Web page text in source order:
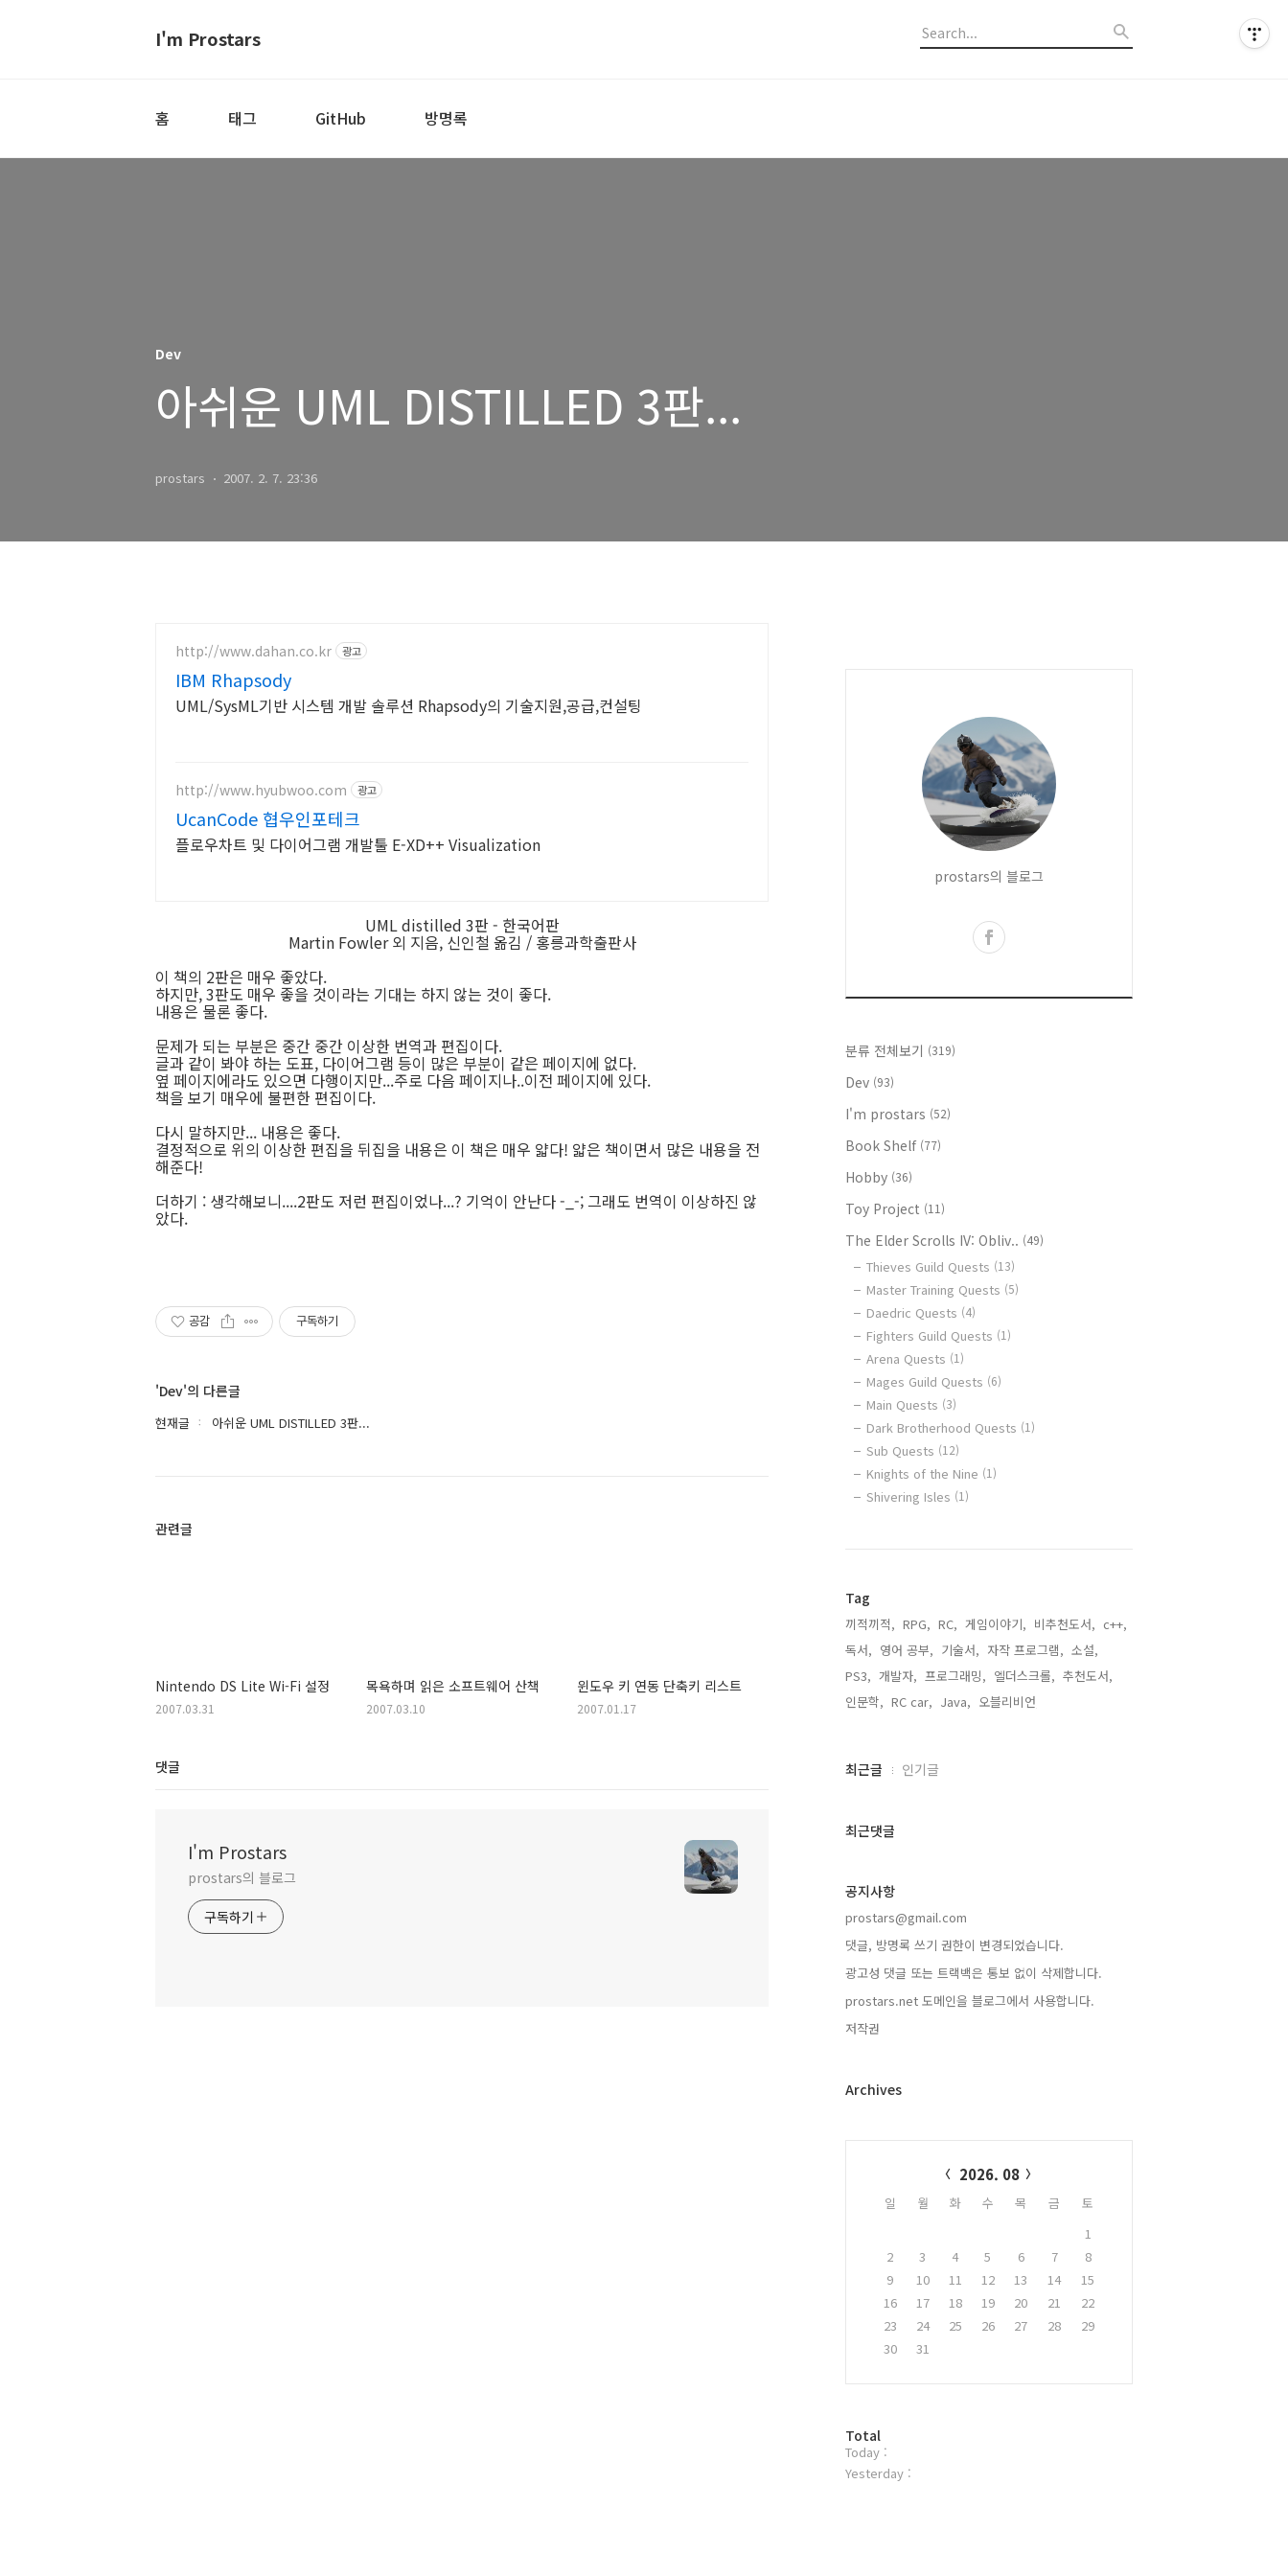
I'm Prostars
홈 태그 GitHub 방명록
Dev
아쉬운 UML DISTILLED 3판...
prostars 2007. 2. 7. 23:36
http://www.dahan.co.kr 광고
IBM Rhapsody
UML/SysML기반 시스템 개발 솔루션 Rhapsody의 기술지원,공급,컨설팅
http://www.hyubwoo.com 광고
UcanCode 협우인포테크
플로우차트 및 다이어그램 개발툴 E-XD++ Visualization
UML distilled 3판 - 한국어판
Martin Fowler 외 지음, 신인철 옮김 / 홍릉과학출판사
이 책의 2판은 매우 좋았다.
하지만, 3판도 매우 좋을 것이라는 기대는 하지 않는 것이 좋다.
내용은 물론 좋다.
문제가 되는 부분은 중간 중간 이상한 번역과 편집이다.
글과 같이 봐야 하는 도표, 다이어그램 등이 많은 부분이 같은 페이지에 없다.
옆 페이지에라도 있으면 다행이지만...주로 다음 페이지나..이전 페이지에 있다.
책을 보기 매우에 불편한 편집이다.
다시 말하지만... 내용은 좋다.
결정적으로 위의 이상한 편집을 뒤집을 내용은 이 책은 매우 얇다! 얇은 책이면서 많은 내용을 전
해준다!
더하기 : 생각해보니....2판도 저런 편집이었나...? 기억이 안난다 -_-; 그래도 번역이 이상하진 않
았다.
공감 구독하기
'Dev'의 다른글
현재글 아쉬운 UML DISTILLED 3판...
관련글
Nintendo DS Lite Wi-Fi 설정
2007.03.31
목욕하며 읽은 소프트웨어 산책
2007.03.10
윈도우 키 연동 단축키 리스트
2007.01.17
댓글
I'm Prostars
prostars의 블로그
구독하기
prostars의 블로그
분류 전체보기 (319)
Dev (93)
I'm prostars (52)
Book Shelf (77)
Hobby (36)
Toy Project (11)
The Elder Scrolls IV: Obliv.. (49)
Thieves Guild Quests (13)
Master Training Quests (5)
Daedric Quests (4)
Fighters Guild Quests (1)
Arena Quests (1)
Mages Guild Quests (6)
Main Quests (3)
Dark Brotherhood Quests (1)
Sub Quests (12)
Knights of the Nine (1)
Shivering Isles (1)
Tag
끼적끼적, RPG, RC, 게임이야기, 비추천도서, c++,
독서, 영어 공부, 기술서, 자작 프로그램, 소설,
PS3, 개발자, 프로그래밍, 엘더스크롤, 추천도서,
인문학, RC car, Java, 오블리비언,
최
과
글
최근글 인기글
최근댓글
공지사항
prostars@gmail.com
댓글, 방명록 쓰기 권한이 변경되었습니다.
광고성 댓글 또는 트랙백은 통보 없이 삭제합니다.
prostars.net 도메인을 블로그에서 사용합니다.
저작권
Archives
2026. 08
일 월 화 수 목 금
토
1
2
3 4 5 6 7
8
9
10 11 12 13 14
15
16
17 18 19 20 21
22
23
24 25 26 27 28
29
30
31
방
문
자
Total
Today :
Yesterday :